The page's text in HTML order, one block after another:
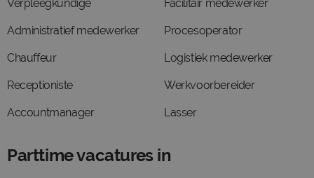
Verpleegkundige
Administratief medewerker
Chauffeur
Receptioniste
Accountmanager
Facilitair medewerker
Procesoperator
Logistiek medewerker
Werkvoorbereider
Lasser
Parttime vacatures in